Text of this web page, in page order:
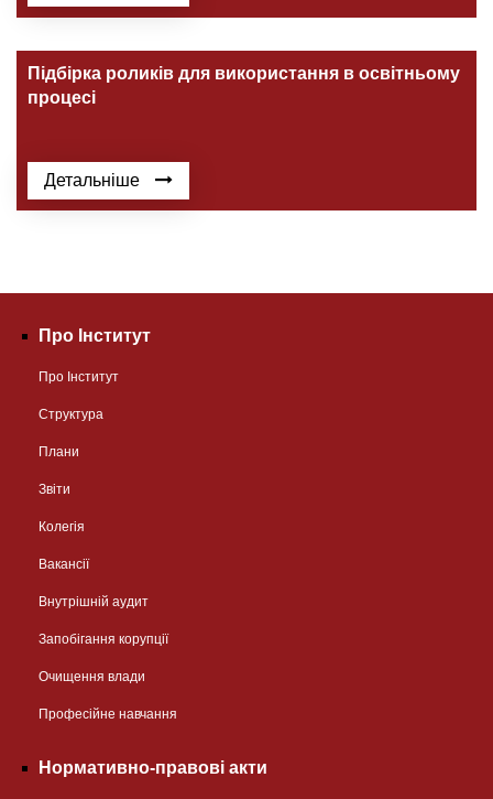
Підбірка роликів для використання в освітньому
процесі
Детальніше
Про Інститут
Про Інститут
Структура
Плани
Звіти
Колегія
Вакансії
Внутрішній аудит
Запобігання корупції
Очищення влади
Професійне навчання
Нормативно-правові акти